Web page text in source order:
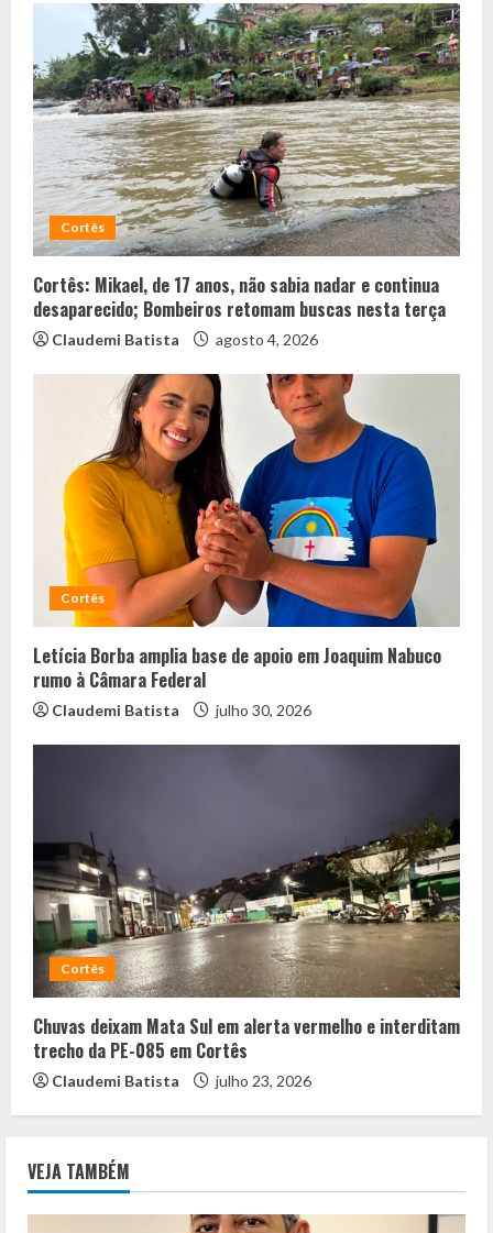
Cortês
Cortês: Mikael, de 17 anos, não sabia nadar e continua
desaparecido; Bombeiros retomam buscas nesta terça
Claudemi Batista agosto 4, 2026
Cortês
Letícia Borba amplia base de apoio em Joaquim Nabuco
rumo à Câmara Federal
Claudemi Batista julho 30, 2026
Cortês
Chuvas deixam Mata Sul em alerta vermelho e interditam
trecho da PE-085 em Cortês
Claudemi Batista julho 23, 2026
VEJA TAMBÉM